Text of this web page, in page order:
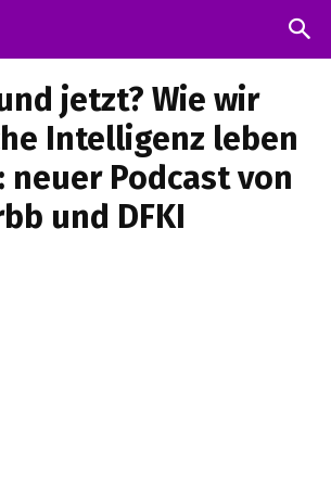
jetzt? Wie wir
Intelligenz leben
neuer Podcast von
und DFKI